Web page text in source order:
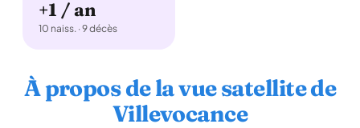
+1 / an
10 naiss. · 9 décès
À propos de la vue satellite de
Villevocance